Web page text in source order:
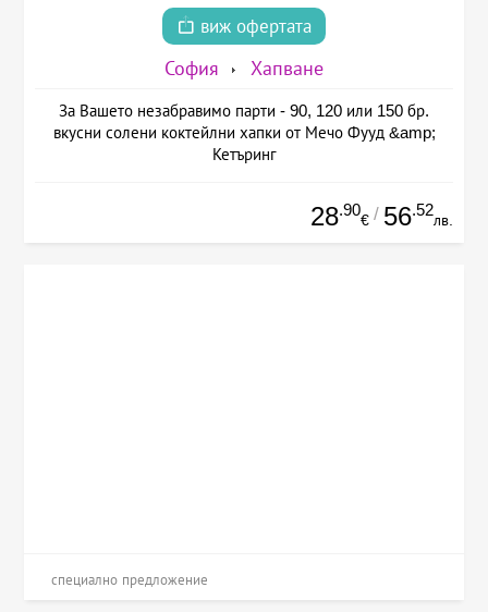
виж офертата
София Хапване
За Вашето незабравимо парти - 90, 120 или 150 бр.
вкусни солени коктейлни хапки от Мечо Фууд &amp;
Кетъринг
28.90
€ / 56.52
лв.
специално предложение